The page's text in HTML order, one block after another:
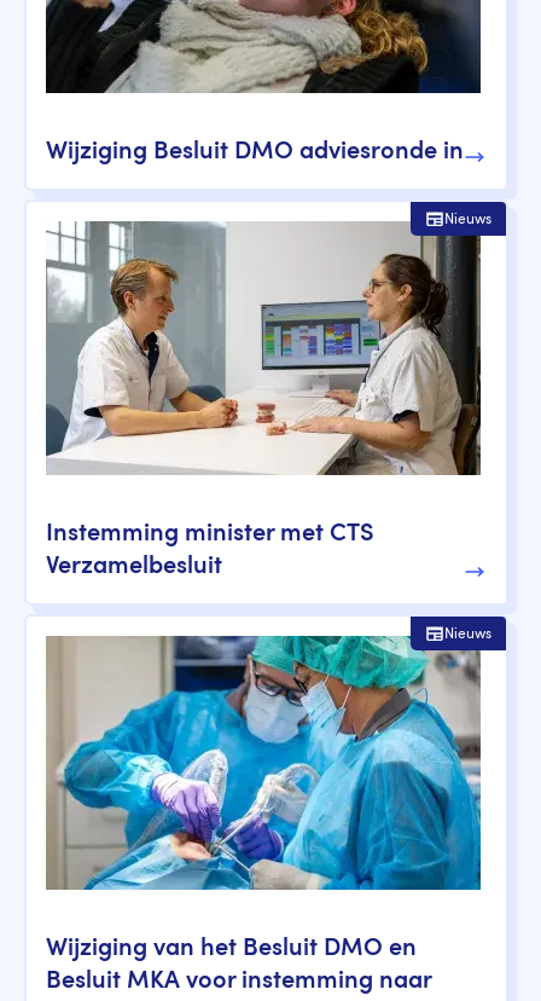
Wijziging Besluit DMO adviesronde in
Instemming minister met CTS
Verzamelbesluit
Nieuws
Wijziging van het Besluit DMO en
Besluit MKA voor instemming naar
Nieuws